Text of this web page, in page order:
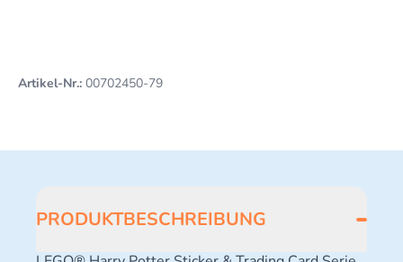
Artikel-Nr.: 00702450-79
PRODUKTBESCHREIBUNG